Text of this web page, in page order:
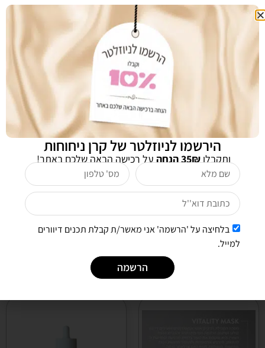
לקוחות שרכשו מוצר זה רכשו גם
THERAPIST || ת'רפיסט 2080
לפרטים ורכישה
מלנייט 2080 || MELANIGHT
לפרטים ורכישה
הירשמו לניוזלטר של קרן ניחוחות
ותקבלו35₪ הנחה על רכישה הבאה שלכם באתר!
בלחיצה על 'הרשמה' אני מאשר/ת קבלת תכנים דיוורים
למייל.
הרשמה